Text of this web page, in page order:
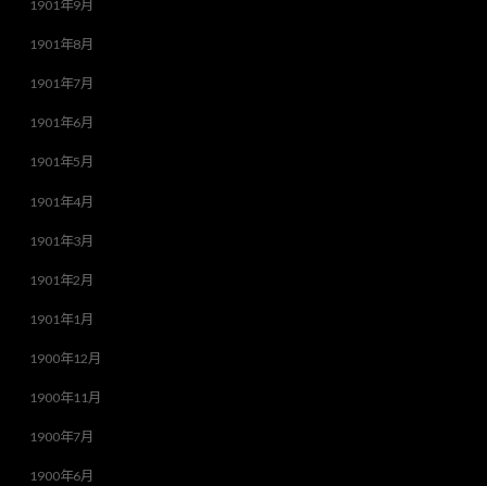
1901年9月
1901年8月
1901年7月
1901年6月
1901年5月
1901年4月
1901年3月
1901年2月
1901年1月
1900年12月
1900年11月
1900年7月
1900年6月